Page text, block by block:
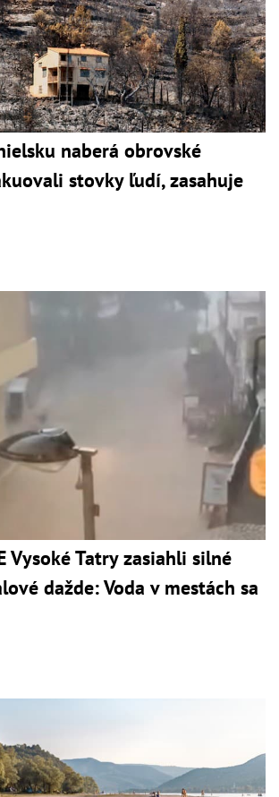
naberá obrovské
stovky ľudí, zasahuje
Vysoké Tatry zasiahli silné
dažde: Voda v mestách sa